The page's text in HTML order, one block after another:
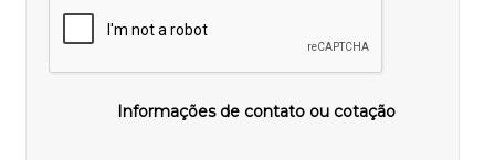
Informações de contato ou cotação